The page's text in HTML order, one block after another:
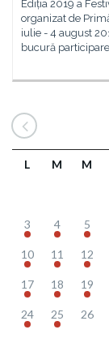
Ediția 2019 a
organizat de
iulie - 4 august
bucură
L M M
3 4 5
10 11 12
17 18 19
24 25 26